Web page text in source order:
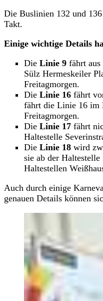
Die Buslinien 132 und
Takt.
Einige wichtige Details
Die Linie 9 fährt
Sülz Hermeskeiler
Freitagmorgen.
Die Linie 16 fährt
fährt die Linie 16 im
Freitagmorgen.
Die Linie 17 fährt
Haltestelle
Die Linie 18 wird
sie ab der
Haltestellen
Auch durch einige
genauen Details können